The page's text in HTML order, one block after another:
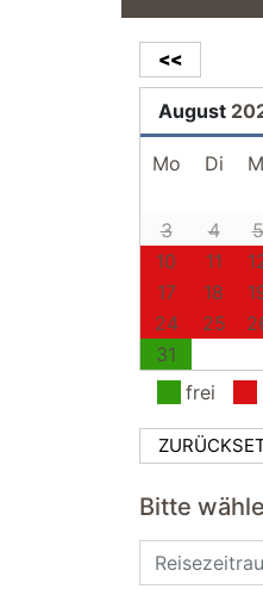
<<
August
Mo Di
3
4 5
10
11
17
18
24
25
31
frei
Bitte